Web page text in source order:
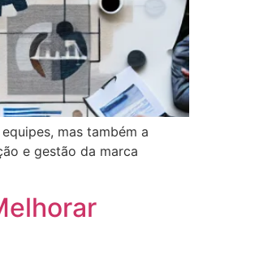
mas também a
e gestão da marca